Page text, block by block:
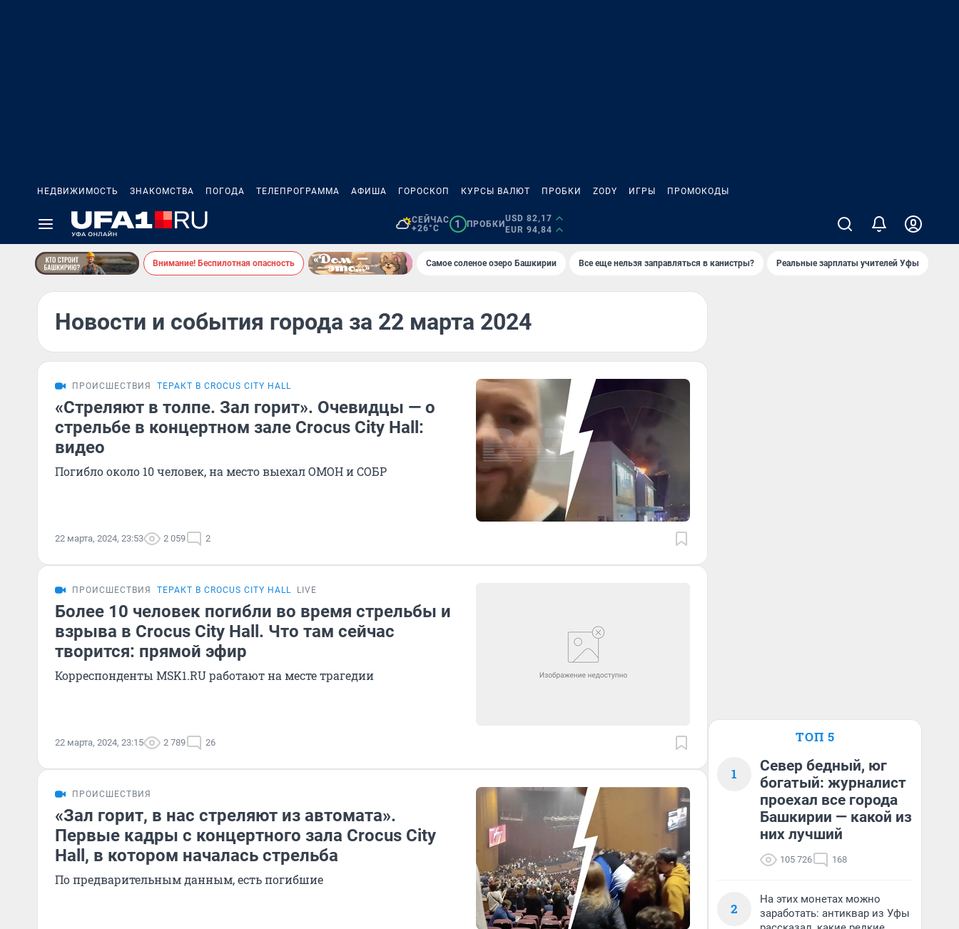
НЕДВИЖИМОСТЬ ЗНАКОМСТВА ПОГОДА ТЕЛЕПРОГРАММА АФИША ГОРОСКОП КУРСЫ ВАЛЮТ ПРОБКИ ZODY ИГРЫ ПРОМОКОДЫ
СЕЙЧАС
+26°C
1 ПРОБКИ
USD 82,17
EUR 94,84
Внимание! Беспилотная опасность Самое соленое озеро Башкирии Все еще нельзя заправляться в канистры? Реальные зарплаты учителей Уфы
Новости и события города за 22 марта 2024
ПРОИСШЕСТВИЯ ТЕРАКТ В CROCUS CITY HALL
«Стреляют в толпе. Зал горит». Очевидцы — о
стрельбе в концертном зале Crocus City Hall:
видео
Погибло около 10 человек, на место выехал ОМОН и СОБР
22 марта, 2024, 23:53 2 059 2
ПРОИСШЕСТВИЯ ТЕРАКТ В CROCUS CITY HALL LIVE
Более 10 человек погибли во время стрельбы и
взрыва в Crocus City Hall. Что там сейчас
творится: прямой эфир
Корреспонденты MSK1.RU работают на месте трагедии
22 марта, 2024, 23:15 2 789 26
ПРОИСШЕСТВИЯ
«Зал горит, в нас стреляют из автомата».
Первые кадры с концертного зала Crocus City
Hall, в котором началась стрельба
По предварительным данным, есть погибшие
ТОП 5
1
Север бедный, юг
богатый: журналист
проехал все города
Башкирии — какой из
них лучший
105 726 168
2
На этих монетах можно
заработать: антиквар из Уфы